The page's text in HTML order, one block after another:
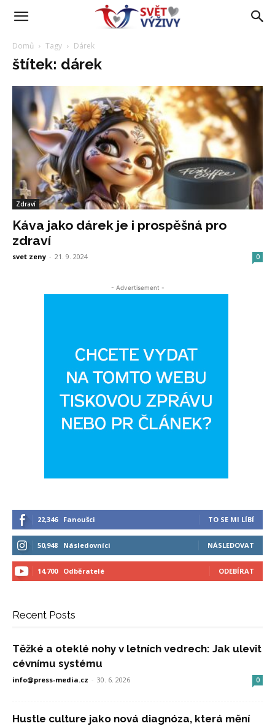
Domů Tagy Dárek
štítek: dárek
Zdraví
Káva jako dárek je i prospěšná pro
zdraví
svet zeny - 21. 9. 2024 0
- Advertisement -
22,346 Fanoušci TO SE MI LÍBÍ
50,948 Následovníci NÁSLEDOVAT
14,700 Odběratelé ODEBÍRAT
Recent Posts
Těžké a oteklé nohy v letních vedrech: Jak ulevit
cévnímu systému
info@press-media.cz - 30. 6. 2026 0
Hustle culture jako nová diagnóza, která mění